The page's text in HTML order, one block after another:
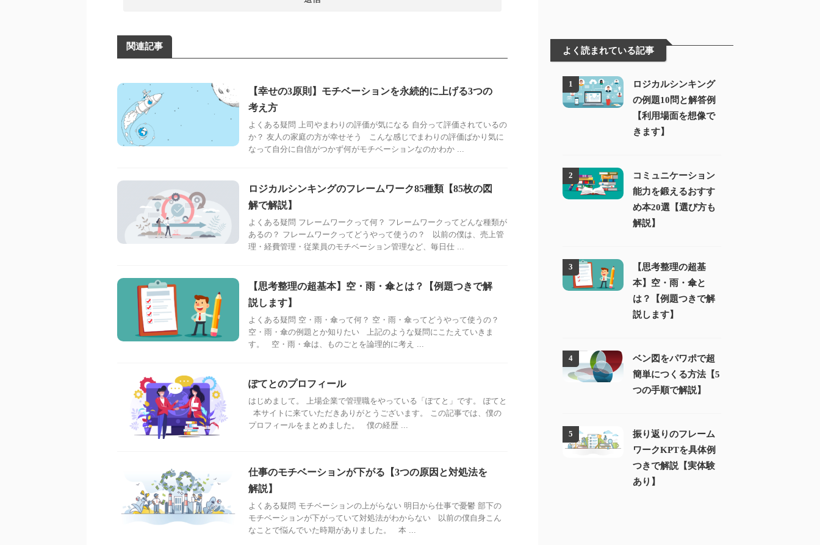
関連記事
【幸せの3原則】モチベーションを永続的に上げる3つの
考え方
よくある疑問 上司やまわりの評価が気になる 自分って評価されているの
か？ 友人の家庭の方が幸せそう こんな感じでまわりの評価ばかり気に
なって自分に自信がつかず何がモチベーションなのかわか ...
ロジカルシンキングのフレームワーク85種類【85枚の図
解で解説】
よくある疑問 フレームワークって何？ フレームワークってどんな種類が
あるの？ フレームワークってどうやって使うの？ 以前の僕は、売上管
理・経費管理・従業員のモチベーション管理など、毎日仕 ...
【思考整理の超基本】空・雨・傘とは？【例題つきで解
説します】
よくある疑問 空・雨・傘って何？ 空・雨・傘ってどうやって使うの？
空・雨・傘の例題とか知りたい 上記のような疑問にこたえていきま
す。 空・雨・傘は、ものごとを論理的に考え ...
ぽてとのプロフィール
はじめまして。 上場企業で管理職をやっている「ぽてと」です。 ぽてと
本サイトに来ていただきありがとうございます。 この記事では、僕の
プロフィールをまとめました。 僕の経歴 ...
仕事のモチベーションが下がる【3つの原因と対処法を
解説】
よくある疑問 モチベーションの上がらない 明日から仕事で憂鬱 部下の
モチベーションが下がっていて対処法がわからない 以前の僕自身こん
なことで悩んでいた時期がありました。 本 ...
よく読まれている記事
1
ロジカルシンキング
の例題10問と解答例
【利用場面を想像で
きます】
2
コミュニケーション
能力を鍛えるおすす
め本20選【選び方も
解説】
3
【思考整理の超基
本】空・雨・傘と
は？【例題つきで解
説します】
4
ベン図をパワポで超
簡単につくる方法【5
つの手順で解説】
5
振り返りのフレーム
ワークKPTを具体例
つきで解説【実体験
あり】